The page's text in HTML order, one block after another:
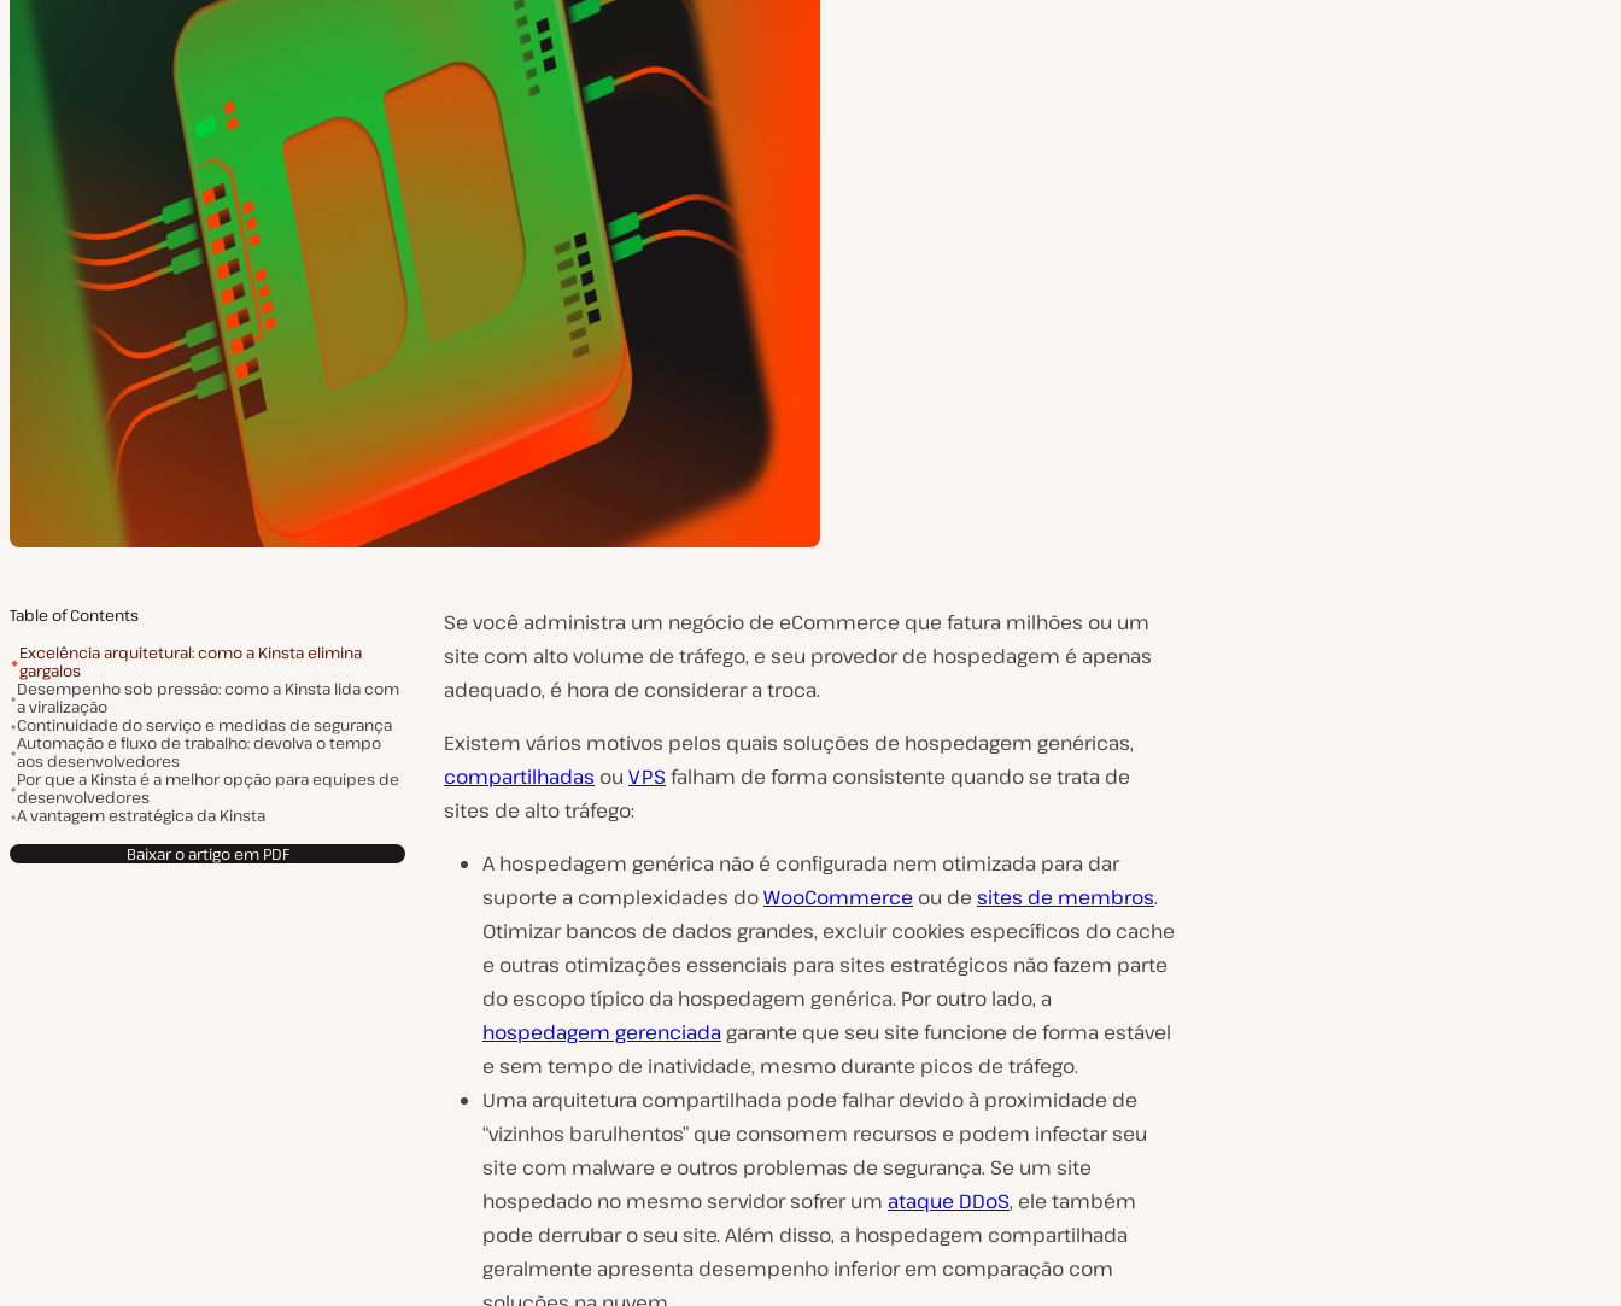
Table of Contents
Excelência arquitetural: como a Kinsta elimina
gargalos
Desempenho sob pressão: como a Kinsta lida com
a viralização
Continuidade do serviço e medidas de segurança
Automação e fluxo de trabalho: devolva o tempo
aos desenvolvedores
Por que a Kinsta é a melhor opção para equipes de
desenvolvedores
A vantagem estratégica da Kinsta
Baixar o artigo em PDF
Se você administra um negócio de eCommerce que fatura milhões ou um
site com alto volume de tráfego, e seu provedor de hospedagem é apenas
adequado, é hora de considerar a troca.
Existem vários motivos pelos quais soluções de hospedagem genéricas,
compartilhadas ou VPS falham de forma consistente quando se trata de
sites de alto tráfego:
A hospedagem genérica não é configurada nem otimizada para dar
suporte a complexidades doWooCommerce ou de sites de membros.
Otimizar bancos de dados grandes, excluir cookies específicos do cache
e outras otimizações essenciais para sites estratégicos não fazem parte
do escopo típico da hospedagem genérica. Por outro lado, a
hospedagem gerenciada garante que seu site funcione de forma estável
e sem tempo de inatividade, mesmo durante picos de tráfego.
Uma arquitetura compartilhada pode falhar devido à proximidade de
“vizinhos barulhentos” que consomem recursos e podem infectar seu
site com malware e outros problemas de segurança. Se um site
hospedado no mesmo servidor sofrer um ataque DDoS, ele também
pode derrubar o seu site. Além disso, a hospedagem compartilhada
geralmente apresenta desempenho inferior em comparação com